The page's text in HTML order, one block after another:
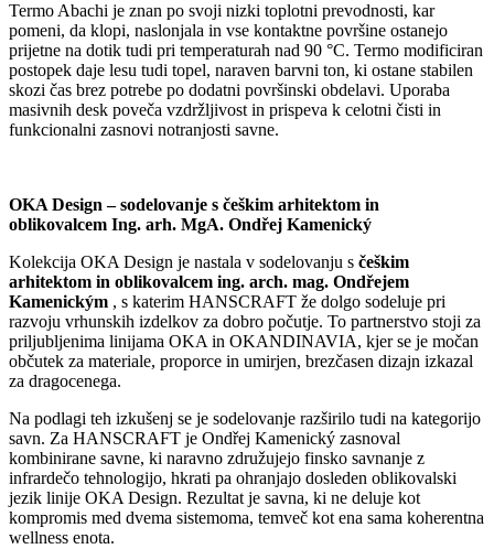
Termo Abachi je znan po svoji nizki toplotni prevodnosti, kar
pomeni, da klopi, naslonjala in vse kontaktne površine ostanejo
prijetne na dotik tudi pri temperaturah nad 90 °C. Termo modificiran
postopek daje lesu tudi topel, naraven barvni ton, ki ostane stabilen
skozi čas brez potrebe po dodatni površinski obdelavi. Uporaba
masivnih desk poveča vzdržljivost in prispeva k celotni čisti in
funkcionalni zasnovi notranjosti savne.
OKA Design – sodelovanje s češkim arhitektom in
oblikovalcem Ing. arh. MgA. Ondřej Kamenický
Kolekcija OKA Design je nastala v sodelovanju s češkim
arhitektom in oblikovalcem ing. arch. mag. Ondřejem
Kamenickým , s katerim HANSCRAFT že dolgo sodeluje pri
razvoju vrhunskih izdelkov za dobro počutje. To partnerstvo stoji za
priljubljenima linijama OKA in OKANDINAVIA, kjer se je močan
občutek za materiale, proporce in umirjen, brezčasen dizajn izkazal
za dragocenega.
Na podlagi teh izkušenj se je sodelovanje razširilo tudi na kategorijo
savn. Za HANSCRAFT je Ondřej Kamenický zasnoval
kombinirane savne, ki naravno združujejo finsko savnanje z
infrardečo tehnologijo, hkrati pa ohranjajo dosleden oblikovalski
jezik linije OKA Design. Rezultat je savna, ki ne deluje kot
kompromis med dvema sistemoma, temveč kot ena sama koherentna
wellness enota.